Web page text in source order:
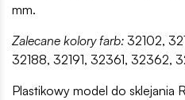
mm.
Zalecane kolory farb: 32102,
32188, 32191, 32361, 32362,
Plastikowy model do sklejania